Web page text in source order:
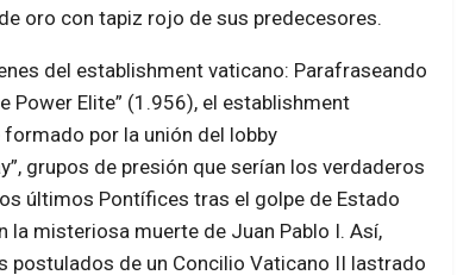
oro con tapiz rojo de sus predecesores.
del establishment vaticano: Parafraseando
Power Elite” (1.956), el establishment
por la unión del lobby
grupos de presión que serían los verdaderos
últimos Pontífices tras el golpe de Estado
misteriosa muerte de Juan Pablo I. Así,
postulados de un Concilio Vaticano II lastrado